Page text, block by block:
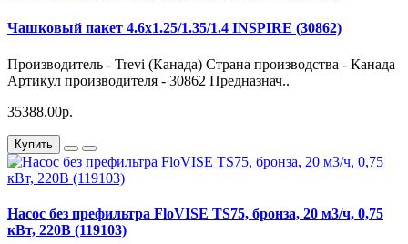
Чашковый пакет 4.6х1.25/1.35/1.4 INSPIRE (30862)
Производитель - Trevi (Канада) Страна производства - Канада
Артикул производителя - 30862 Предназнач..
35388.00р.
Купить
Насос без префильтра FloVISE TS75, бронза, 20 м3/ч, 0,75
кВт, 220В (119103)